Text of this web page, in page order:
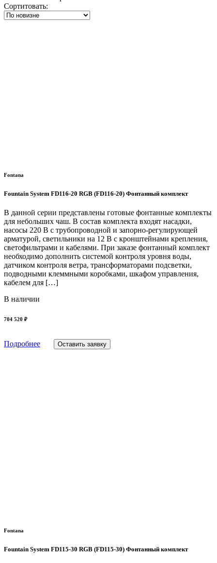
Сортитовать:
Fontana
Fountain System FD116-20 RGB (FD116-20) Фонтанный комплект
В данной серии представлены готовые фонтанные комплекты
для небольших чаш. В состав комплекта входят насадки,
насосы 220 В с трубопроводной и запорно-регулирующей
арматурой, светильники на 12 В с кронштейнами крепления,
светофильтрами и кабелями. При заказе фонтанный комплект
необходимо дополнить системой контроля уровня воды,
датчиком контроля ветра, трансформаторами подсветки,
подводными клеммными коробками, шкафом управления,
кабелем для […]
В наличии
704 520 ₽
Подробнее Оставить заявку
Fontana
Fountain System FD115-30 RGB (FD115-30) Фонтанный комплект